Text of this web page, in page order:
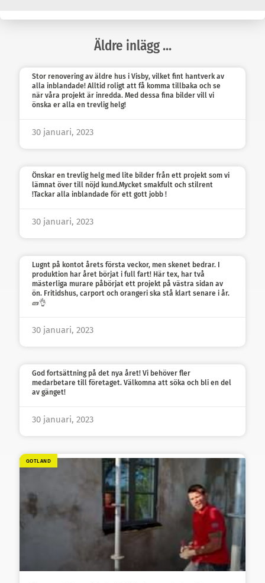
Äldre inlägg ...
Stor renovering av äldre hus i Visby, vilket fint hantverk av
alla inblandade! Alltid roligt att få komma tillbaka och se
när våra projekt är inredda. Med dessa fina bilder vill vi
önska er alla en trevlig helg!
30 januari, 2023
Önskar en trevlig helg med lite bilder från ett projekt som vi
lämnat över till nöjd kund.Mycket smakfult och stilrent
!Tackar alla inblandade för ett gott jobb !
30 januari, 2023
Lugnt på kontot årets första veckor, men skenet bedrar. I
produktion har året börjat i full fart! Här tex, har två
mästerliga murare påbörjat ett projekt på västra sidan av
ön. Fritidshus, carport och orangeri ska stå klart senare i år.
🧱👌
30 januari, 2023
God fortsättning på det nya året! Vi behöver fler
medarbetare till företaget. Välkomna att söka och bli en del
av gänget!
30 januari, 2023
GOTLAND